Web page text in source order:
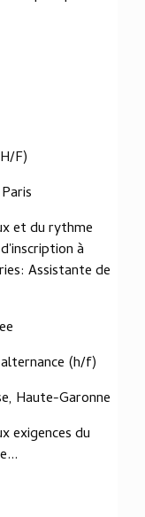
F)
et du rythme
à
Assistante de
(h/f)
Haute-Garonne
exigences du